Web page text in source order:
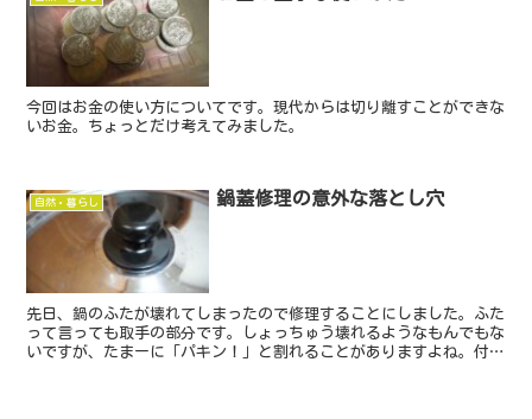
今回はお金の使い方についてです。現代からは切り離すことができな
いお金。ちょっとだけ考えてみました。
自然・暮らし 鍋蓋修理の意外な落とし穴
先日、鍋のふたが壊れてしまったので修理することにしました。ふた
って言っても取手の部分です。しょっちゅう壊れるようなもんでもな
いですが、たまーに「パキン！」と割れることがありますよね。付け